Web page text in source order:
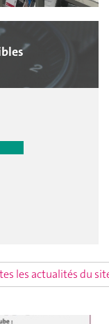
les actualités du